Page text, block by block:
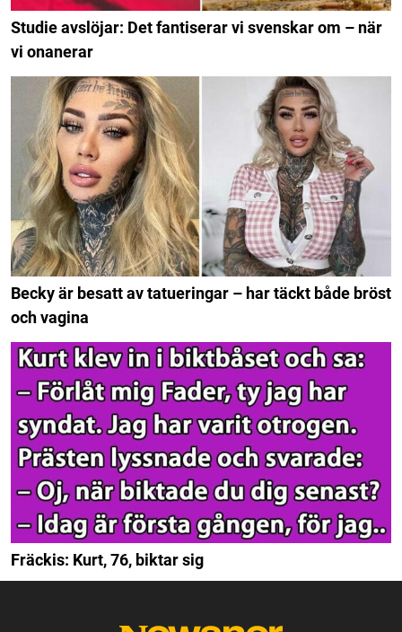
Studie avslöjar: Det fantiserar vi svenskar om – när
vi onanerar
Becky är besatt av tatueringar – har täckt både bröst
och vagina
Fräckis: Kurt, 76, biktar sig